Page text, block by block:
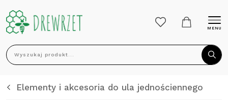
Wyszukaj produkt...
MENU
Elementy i akcesoria do ula jednościennego